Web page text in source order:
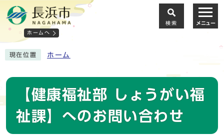
ホームへ
検索 メニュー
現在位置 ホーム
【健康福祉部 しょうがい福
祉課】へのお問い合わせ